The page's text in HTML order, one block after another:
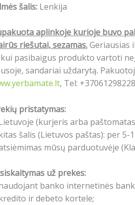
šalis: Lenkija
aplinkoje kurioje buvo
riešutai, sezamas.Geriausias
pasibaigus produkto vartoti
sandariai uždarytą.
, Tel: +37061298228
pristatymas:
(kurjeris arba
šalis (Lietuvos paštas): per 5-
mūsų parduotuvėje
už prekes:
banko internetinės
ir debeto kortele;